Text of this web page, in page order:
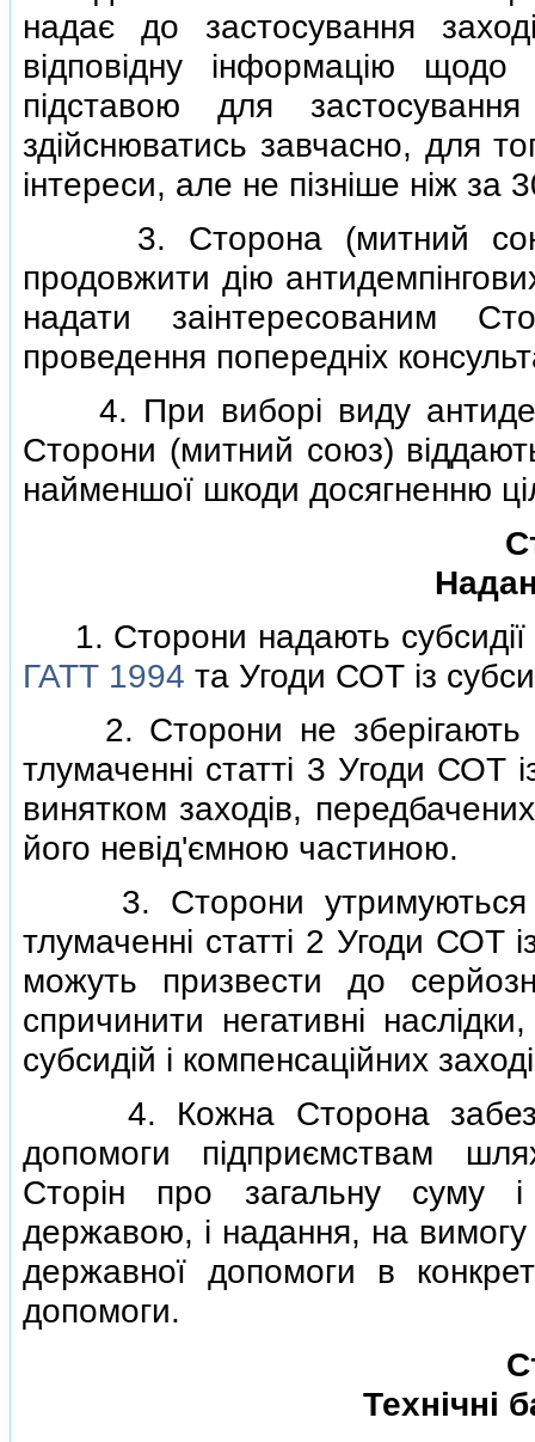
надає до застосування
вiдповiдну iнформацiю щодо
пiдставою для
здiйснюватись завчасно, для
iнтереси, але не пiзнiше нiж за
3. Сторона (митний
продовжити дiю
надати заiнтересованим
проведення попереднiх
4. При виборi виду
Сторони (митний союз)
найменшої шкоди досягненню
1. Сторони надають субсидiї
ГАТТ 1994 та Угоди СОТ iз
2. Сторони не зберiгають i
тлумаченнi статтi 3 Угоди СОТ
винятком заходiв,
його невiд'ємною частиною.
3. Сторони утримуються
тлумаченнi статтi 2 Угоди СОТ
можуть призвести до
спричинити негативнi
субсидiй i компенсацiйних
4. Кожна Сторона
допомоги пiдприємствам
Сторiн про загальну суму
державою, i надання, на
державної допомоги в
допомоги.
Технiчнi